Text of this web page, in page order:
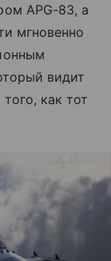
APG-83, а
мгновенно
видит
как тот